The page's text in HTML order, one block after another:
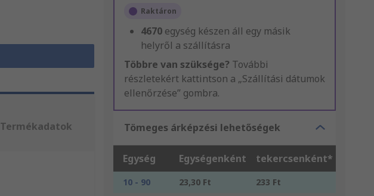
Raktáron
4670 egység készen áll egy másik
helyről a szállításra
Többre van szüksége? További
részletekért kattintson a „Szállítási dátumok
ellenőrzése” gombra.
Tömeges árképzési lehetőségek
Egység Egységenként tekercsenként*
10 - 90 23,30 Ft
233 Ft
Termékadatok